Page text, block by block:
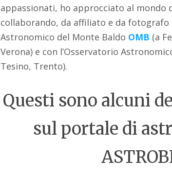
appassionati, ho approcciato al mondo
collaborando, da affiliato e da fotografo
Astronomico del Monte Baldo OMB (a
Verona) e con l’Osservatorio
Tesino, Trento).
Questi sono alcuni
sul portale di